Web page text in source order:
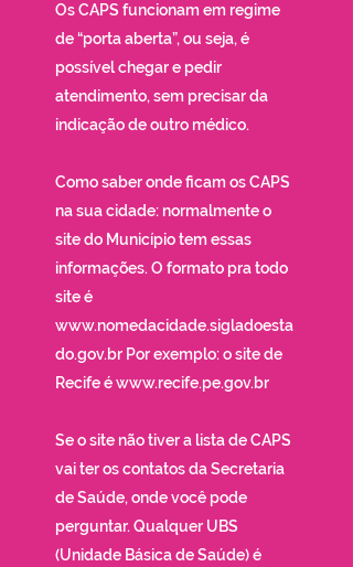
Os CAPS funcionam em regime
de “porta aberta”, ou seja, é
possível chegar e pedir
atendimento, sem precisar da
indicação de outro médico.
Como saber onde ficam os CAPS
na sua cidade: normalmente o
site do Município tem essas
informações. O formato pra todo
site é
www.nomedacidade.sigladoesta
do.gov.br Por exemplo: o site de
Recife éwww.recife.pe.gov.br
Se o site não tiver a lista de CAPS
vai ter os contatos da Secretaria
de Saúde, onde você pode
perguntar. Qualquer UBS
(Unidade Básica de Saúde) é